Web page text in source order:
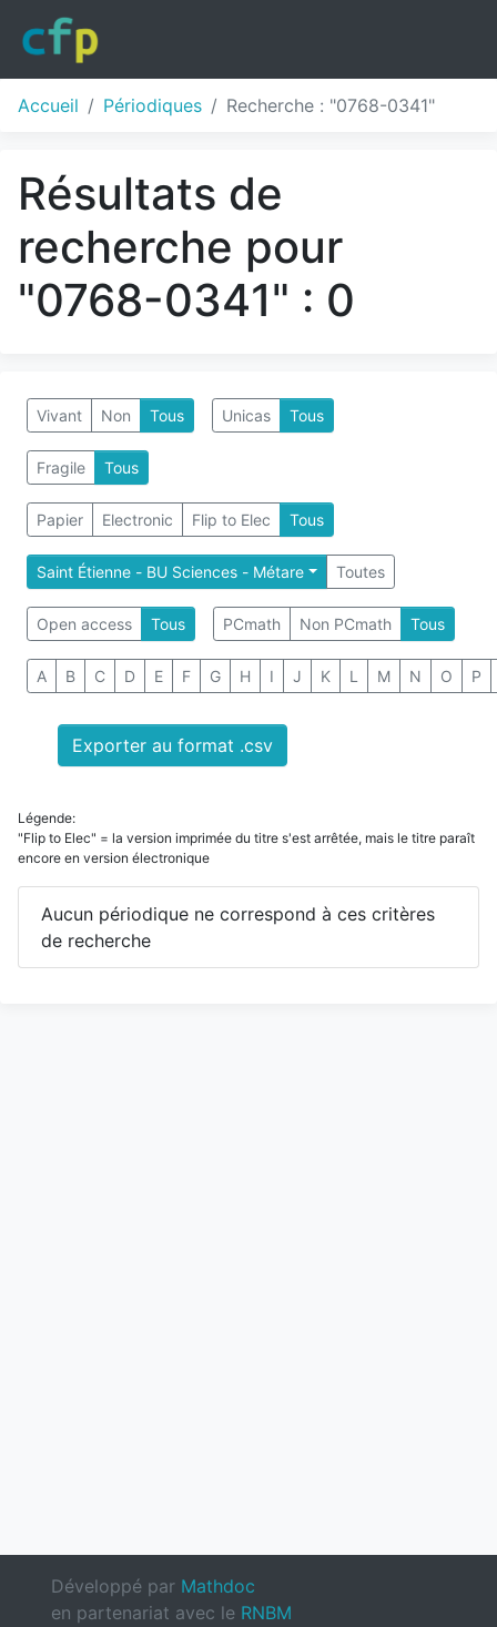
Accueil Périodiques Recherche : "0768-0341"
Résultats de
recherche pour
"0768-0341" : 0
Vivant Non Tous Unicas Tous
Fragile Tous
Papier Electronic Flip to Elec Tous
Saint Étienne - BU Sciences - Métare Toutes
Open access Tous PCmath Non PCmath Tous
A B C D E F G H I J K L M N O P
Exporter au format .csv
Légende:
"Flip to Elec" = la version imprimée du titre s'est arrêtée, mais le titre paraît
encore en version électronique
Aucun périodique ne correspond à ces critères
de recherche
Développé par Mathdoc
en partenariat avec le RNBM